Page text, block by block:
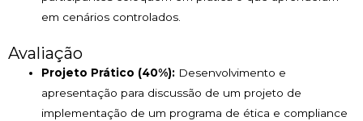
em cenários controlados.
Avaliação
Projeto Prático (40%): Desenvolvimento e
apresentação para discussão de um projeto de
implementação de um programa de ética e compliance